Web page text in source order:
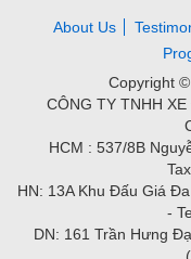
About Us
Copyright
CÔNG TY TNHH
HCM : 537/8B
HN: 13A Khu Đấu Giá
-
DN: 161 Trần Hưng